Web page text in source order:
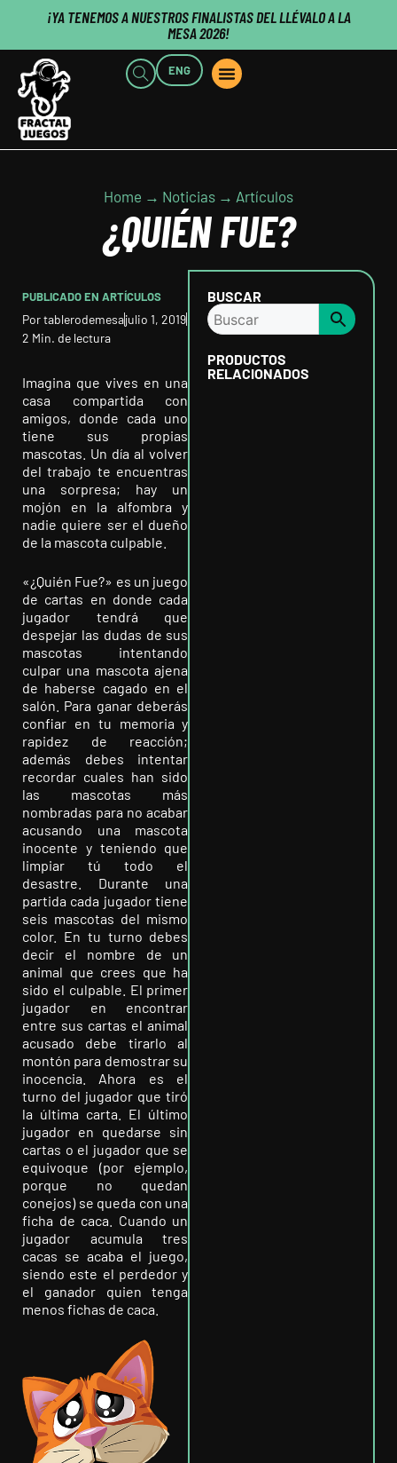
¡YA TENEMOS A NUESTROS FINALISTAS DEL LLÉVALO A LA
MESA 2026!
ENG
Home → Noticias → Artículos
¿QUIÉN FUE?
PUBLICADO EN ARTÍCULOS
Portablerodemesajulio 1, 2019
2 Min. de lectura
Imagina que vives en una
casa compartida con
amigos, donde cada uno
tiene sus propias
mascotas. Un día al volver
del trabajo te encuentras
una sorpresa; hay un
mojón en la alfombra y
nadie quiere ser el dueño
de la mascota culpable.
«¿Quién Fue?» es un juego
de cartas en donde cada
jugador tendrá que
despejar las dudas de sus
mascotas intentando
culpar una mascota ajena
de haberse cagado en el
salón. Para ganar deberás
confiar en tu memoria y
rapidez de reacción;
además debes intentar
recordar cuales han sido
las mascotas más
nombradas para no acabar
acusando una mascota
inocente y teniendo que
limpiar tú todo el
desastre. Durante una
partida cada jugador tiene
seis mascotas del mismo
color. En tu turno debes
decir el nombre de un
animal que crees que ha
sido el culpable. El primer
jugador en encontrar
entre sus cartas el animal
acusado debe tirarlo al
montón para demostrar su
inocencia. Ahora es el
turno del jugador que tiró
la última carta. El último
jugador en quedarse sin
cartas o el jugador que se
equivoque (por ejemplo,
porque no quedan
conejos) se queda con una
ficha de caca. Cuando un
jugador acumula tres
cacas se acaba el juego,
siendo este el perdedor y
el ganador quien tenga
menos fichas de caca.
BUSCAR
PRODUCTOS
RELACIONADOS